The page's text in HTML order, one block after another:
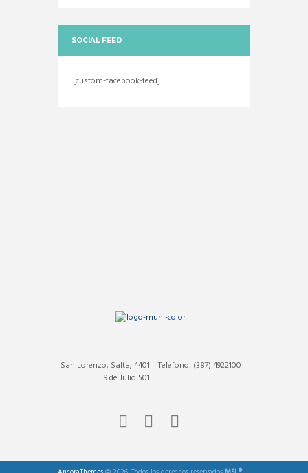
SOCIAL FEED
[custom-facebook-feed]
Telefono: (387) 4922100
San Lorenzo, Salta, 4401
9 de Julio 501